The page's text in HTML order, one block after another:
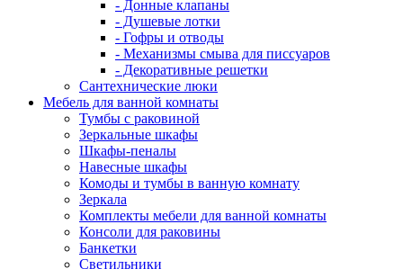
- Донные клапаны
- Душевые лотки
- Гофры и отводы
- Механизмы смыва для писсуаров
- Декоративные решетки
Сантехнические люки
Мебель для ванной комнаты
Тумбы с раковиной
Зеркальные шкафы
Шкафы-пеналы
Навесные шкафы
Комоды и тумбы в ванную комнату
Зеркала
Комплекты мебели для ванной комнаты
Консоли для раковины
Банкетки
Светильники